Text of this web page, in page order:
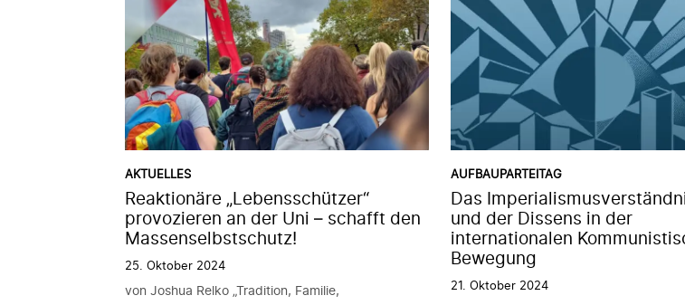
AKTUELLES
Reaktionäre „Lebensschützer“
provozieren an der Uni – schafft den
Massenselbstschutz!
25. Oktober 2024
von Joshua Relko „Tradition, Familie,
AUFBAUPARTEITAG
Das
und der Dissens in der
internationalen
Bewegung
21. Oktober 2024